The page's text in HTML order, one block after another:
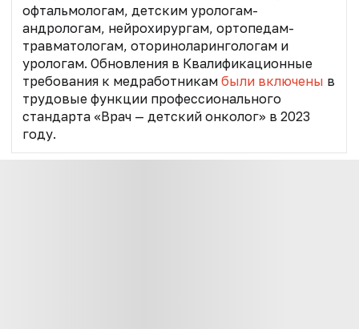
офтальмологам, детским урологам-
андрологам, нейрохирургам, ортопедам-
травматологам, оториноларингологам и
урологам. Обновления в Квалификационные
требования к медработникам были включены в
трудовые функции профессионального
стандарта «Врач — детский онколог» в 2023
году.